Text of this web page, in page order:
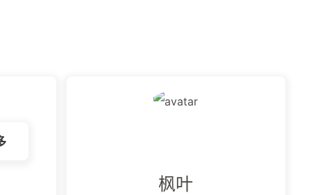
纸
枫叶